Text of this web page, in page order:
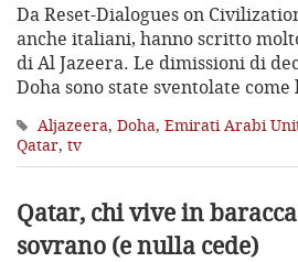
Da Reset-Dialogues on
anche italiani, hanno scritto
di Al Jazeera. Le dimissioni di
Doha sono state sventolate come
Aljazeera, Doha, Emirati Arabi
Qatar, tv
Qatar, chi vive in
sovrano (e nulla cede)